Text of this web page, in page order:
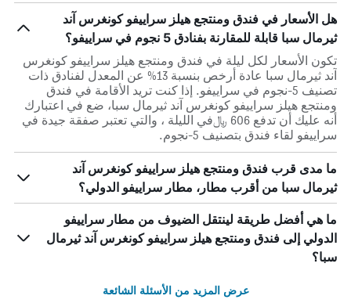
هل الأسعار في فندق ومنتجع هيلز سراييفو كونغرس آند
ثيرمال سبا قابلة للمقارنة بفنادق 5 نجوم في سراييفو؟
تكون الأسعار لكل ليلة في فندق ومنتجع هيلز سراييفو كونغرس
آند ثيرمال سبا عادة أرخص بنسبة 13% عن المعدل لفنادق ذات
تصنيف 5-نجوم في سراييفو. إذا كنت تريد الأقامة في فندق
ومنتجع هيلز سراييفو كونغرس آند ثيرمال سبا، ضع في اعتبارك
أنه عليك أن تدفع 606 ﷼في الليلة ، والتي تعتبر صفقة جيدة في
سراييفو لقاء فندق بتصنيف 5-نجوم.
ما مدى قرب فندق ومنتجع هيلز سراييفو كونغرس آند
ثيرمال سبا من أقرب مطار، مطار سراييفو الدولي؟
ما هي أفضل طريقة لينتقل الضيوف من مطار سراييفو
الدولي إلى فندق ومنتجع هيلز سراييفو كونغرس آند ثيرمال
سبا؟
عرض المزيد من الأسئلة الشائعة